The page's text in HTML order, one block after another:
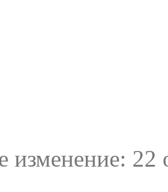
изменение: 22